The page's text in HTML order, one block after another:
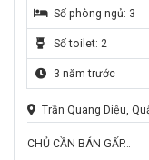
Số phòng ngủ: 3
Số toilet: 2
3 năm trước
Trần Quang Diệu,
CHỦ CẦN BÁN GẤP…